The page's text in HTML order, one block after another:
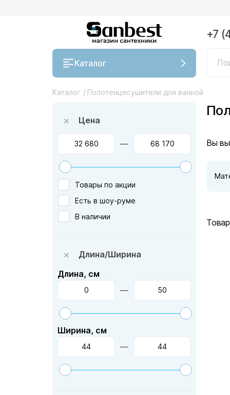
Каталог
+7
Каталог / Полотенцесушители для ванной
Цена
—
Товары по акции
Есть в шоу-руме
В наличии
Длина/Ширина
Длина, см
—
Ширина, см
—
Вы